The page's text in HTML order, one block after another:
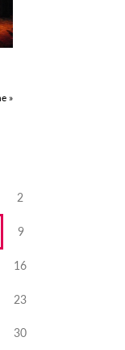
»
2
9
16
23
30